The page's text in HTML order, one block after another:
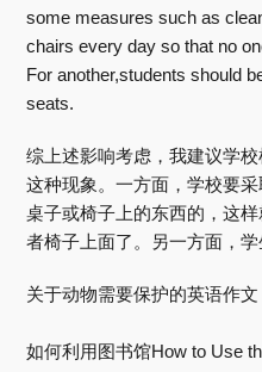
some measures such as
chairs every day so that no
For another,students should
seats.
综上述影响考虑，我建议学
这种现象。一方面，学校要
桌子或椅子上的东西的，这
者椅子上面了。另一方面，学
关于动物需要保护的英语作文
如何利用图书馆How to Use